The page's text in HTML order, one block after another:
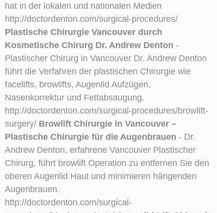
hat in der lokalen und nationalen Medien
http://doctordenton.com/surgical-procedures/
Plastische Chirurgie Vancouver durch
Kosmetische Chirurg Dr. Andrew Denton -
Plastischer Chirurg in Vancouver Dr. Andrew Denton
führt die Verfahren der plastischen Chirurgie wie
facelifts, browlifts, Augenlid Aufzügen,
Nasenkorrektur und Fettabsaugung.
http://doctordenton.com/surgical-procedures/browlift-
surgery/ Browlift Chirurgie in Vancouver –
Plastische Chirurgie für die Augenbrauen - Dr.
Andrew Denton, erfahrene Vancouver Plastischer
Chirurg, führt browlift Operation zu entfernen Sie den
oberen Augenlid Haut und minimieren hängenden
Augenbrauen.
http://doctordenton.com/surgical-